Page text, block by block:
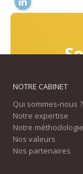
NOTRE CABINET
Qui sommes-nous ?
Notre expertise
Notre méthodologie
Nos valeurs
Nos partenaires
Depuis
groupe
aujourd'hui